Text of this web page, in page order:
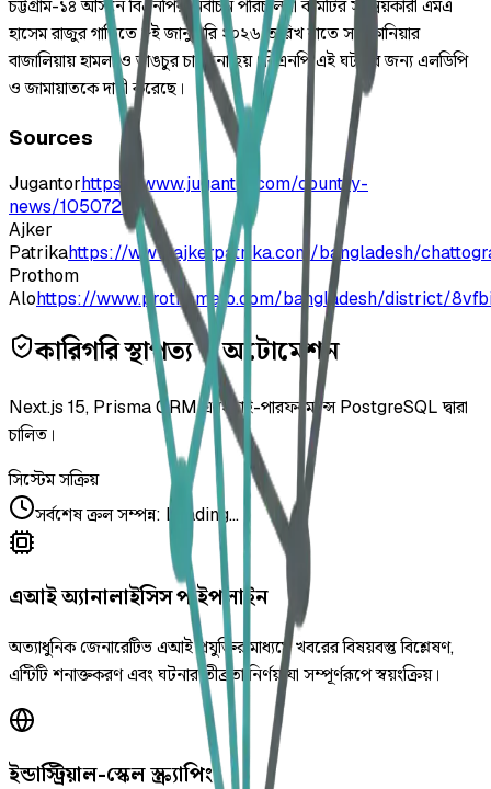
চট্টগ্রাম-১৪ আসনে বিএনপির নির্বাচন পরিচালনা কমিটির সমন্বয়কারী এমএ
হাসেম রাজুর গাড়িতে ৮ই জানুয়ারি ২০২৬ তারিখ রাতে সাতকানিয়ার
বাজালিয়ায় হামলা ও ভাঙচুর চালানো হয়। বিএনপি এই ঘটনার জন্য এলডিপি
ও জামায়াতকে দায়ী করেছে।
Sources
Jugantorhttps://www.jugantor.com/country-
news/1050728
Ajker
Patrikahttps://www.ajkerpatrika.com/bangladesh/
Prothom
Alohttps://www.prothomalo.com/bangladesh/district/
কারিগরি স্থাপত্য ও অটোমেশন
Next.js 15, Prisma ORM এবং হাই-পারফরম্যান্স PostgreSQL দ্বারা
চালিত।
সিস্টেম সক্রিয়
সর্বশেষ ক্রল সম্পন্ন: Loading...
এআই অ্যানালাইসিস পাইপলাইন
অত্যাধুনিক জেনারেটিভ এআই প্রযুক্তির মাধ্যমে খবরের বিষয়বস্তু বিশ্লেষণ,
এন্টিটি শনাক্তকরণ এবং ঘটনার তীব্রতা নির্ণয় যা সম্পূর্ণরূপে স্বয়ংক্রিয়।
ইন্ডাস্ট্রিয়াল-স্কেল স্ক্র্যাপিং